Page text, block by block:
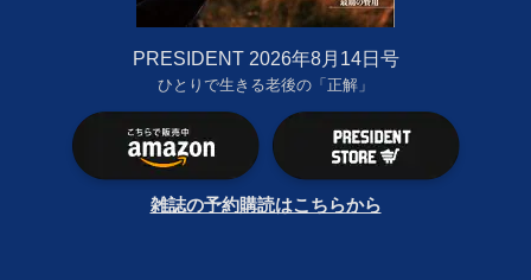
PRESIDENT 2026年8月14日号
ひとりで生きる老後の「正解」
雑誌の予約購読はこちらから